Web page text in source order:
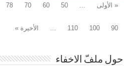
« الأولى ...
50
60
70
78
90
100
110
... الأخيرة »
حول ملفّ الاخفاء